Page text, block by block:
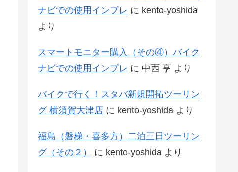
ナビでの使用インプレ に kento-yoshida
より
スマートモニター購入（その④）バイク
ナビでの使用インプレ に 中西 亨 より
バイクで行く！スタバ新規開拓ツーリン
グ 横須賀大津店 に kento-yoshida より
福島（磐梯・喜多方）二泊三日ツーリン
グ（その２）
に kento-yoshida より